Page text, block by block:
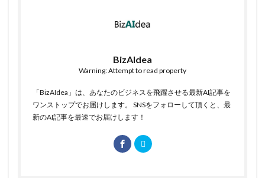
BizAIdea
Warning: Attempt to read property
「BizAIdea」は、あなたのビジネスを飛躍させる最新AI記事を
ワンストップでお届けします。 SNSをフォローして頂くと、最
新のAI記事を最速でお届けします！